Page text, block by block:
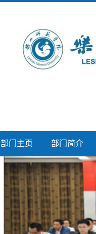
部门主页 部门简介